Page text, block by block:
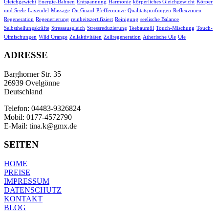
Gleichgewicht Energie-Bahnen Entspannung Harmonie körperliches Gleichgewicht Körper
und Seele Lavendel Massage On Guard Pfefferminze Qualitätsprüfungen Reflexzonen
Regeneration Regenerierung reinheitszertifiziert Reinigung seelische Balance
Selbstheilungskräfte Stressausgleich Stressreduzierung Teebaumöl Touch-Mischung Touch-
Ölmischungen Wild Orange Zellaktivitäten Zellregeneration Ätherische Öle Öle
ADRESSE
Barghorner Str. 35
26939 Ovelgönne
Deutschland
Telefon: 04483-9326824
Mobil: 0177-4572790
E-Mail: tina.k@gmx.de
SEITEN
HOME
PREISE
IMPRESSUM
DATENSCHUTZ
KONTAKT
BLOG